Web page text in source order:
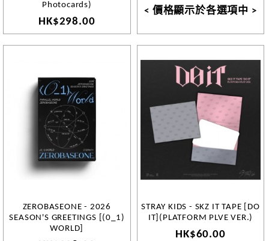
Photocards)
HK$298.00
< 價格顯示於各選項中 >
ZEROBASEONE - 2026
SEASON'S GREETINGS [(0_1)
WORLD]
STRAY KIDS - SKZ IT TAPE [DO
IT](PLATFORM PLVE VER.)
HK$60.00